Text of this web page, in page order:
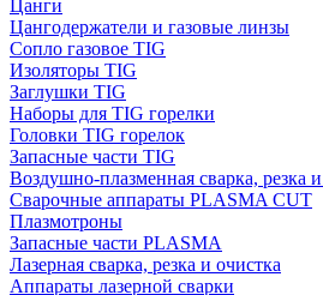
Цанги
Цангодержатели и газовые линзы
Сопло газовое TIG
Изоляторы TIG
Заглушки TIG
Наборы для TIG горелки
Головки TIG горелок
Запасные части TIG
Воздушно-плазменная сварка, резка
Сварочные аппараты PLASMA CUT
Плазмотроны
Запасные части PLASMA
Лазерная сварка, резка и очистка
Аппараты лазерной сварки